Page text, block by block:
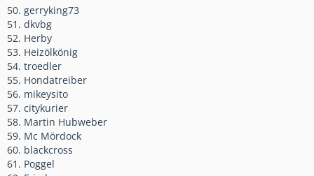
50. gerryking73
51. dkvbg
52. Herby
53. Heizölkönig
54. troedler
55. Hondatreiber
56. mikeysito
57. citykurier
58. Martin Hubweber
59. Mc Mördock
60. blackcross
61. Poggel